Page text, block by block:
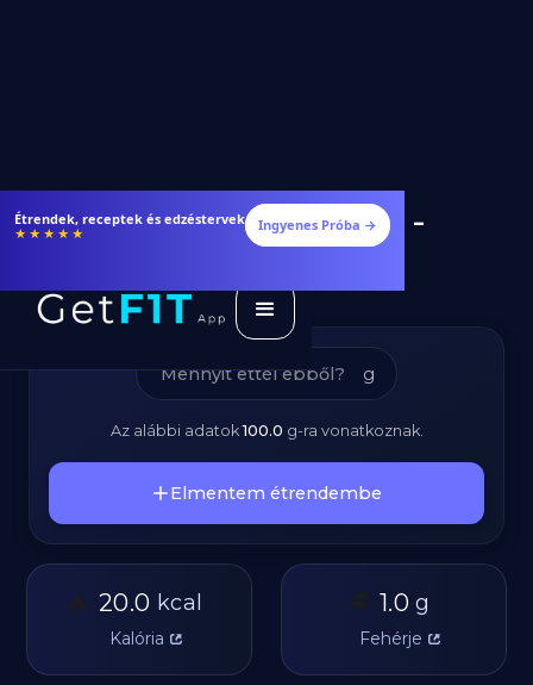
Étrendek, receptek és edzéstervek
★★★★★ Ingyenes Próba →
Savanyúkáposzta Lé -
Tápanyagok
g
Az alábbi adatok100.0 g-ra vonatkoznak.
Elmentem étrendembe
🔥 20.0 kcal
Kalória
🥩 1.0 g
Fehérje